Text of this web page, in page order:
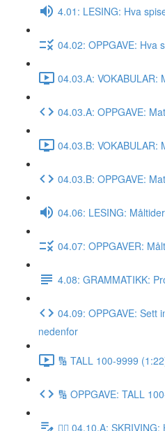
4.01: LESING: Hva
04.02: OPPGAVE: Hva
04.03.A: VOKABULAR:
04.03.A: OPPGAVE:
04.03.B: VOKABULAR:
04.03.B: OPPGAVE:
04.06: LESING: Måltider
04.07: OPPGAVER:
4.08: GRAMMATIKK:
04.09: OPPGAVE: Sett
nedenfor
🔢 TALL 100-9999
🔢 OPPGAVE: TALL
✍🏼 04.10.A: